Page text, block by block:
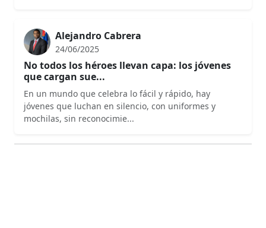
Alejandro Cabrera
24/06/2025
No todos los héroes llevan capa: los jóvenes
que cargan sue...
En un mundo que celebra lo fácil y rápido, hay
jóvenes que luchan en silencio, con uniformes y
mochilas, sin reconocimie...